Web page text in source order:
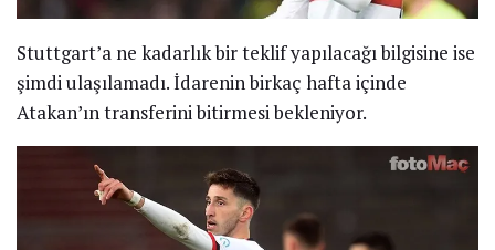
Stuttgart’a ne kadarlık bir teklif yapılacağı bilgisine ise
şimdi ulaşılamadı. İdarenin birkaç hafta içinde
Atakan’ın transferini bitirmesi bekleniyor.